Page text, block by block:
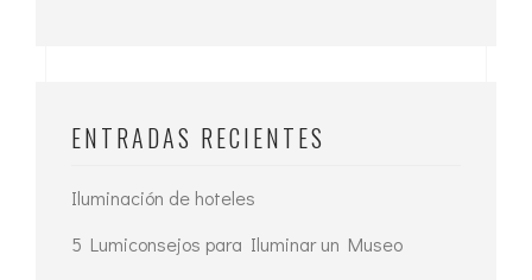
ENTRADAS RECIENTES
Iluminación de hoteles
5 Lumiconsejos para Iluminar un Museo